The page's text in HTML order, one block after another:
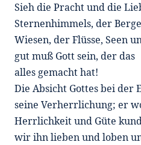
Sieh die Pracht und die
Sternenhimmels, der
Wiesen, der Flüsse, Seen
gut muß Gott sein, der das
alles gemacht hat!
Die Absicht Gottes bei der
seine Verherrlichung; er
Herrlichkeit und Güte
wir ihn lieben und loben